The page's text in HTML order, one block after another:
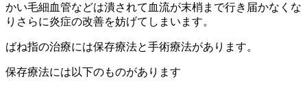
かい毛細血管などは潰されて血流が末梢まで行き届かなくな
りさらに炎症の改善を妨げてしまいます。
ばね指の治療には保存療法と手術療法があります。
保存療法には以下のものがあります